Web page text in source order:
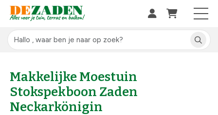
Makkelijke Moestuin
Stokspekboon Zaden
Neckarkönigin